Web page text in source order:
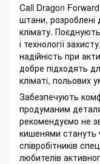
Call Dragon
штани,
клімату.
і технології
надійність при
добре підходять
кліматі, польових
Забезпечують
продуманим
рекомендуємо не
кишенями стануть
співробітників
любителів